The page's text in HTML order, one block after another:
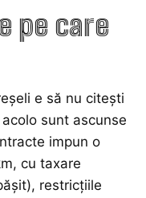
pe care
e să nu citești
sunt ascunse
impun o
cu taxare
restricțiile